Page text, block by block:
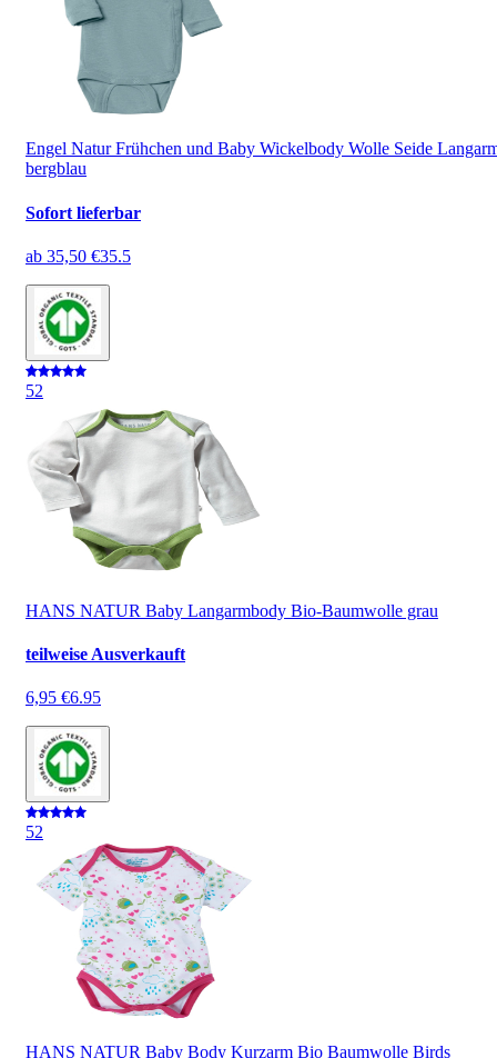
Engel Natur Frühchen und Baby Wickelbody Wolle Seide
bergblau
Sofort lieferbar
ab 35,50 €35.5
52
HANS NATUR Baby Langarmbody Bio-Baumwolle grau
teilweise Ausverkauft
6,95 €6.95
52
HANS NATUR Baby Body Kurzarm Bio Baumwolle Birds